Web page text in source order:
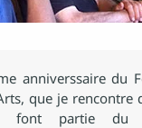
anniverssaire du
que je rencontre
font partie du